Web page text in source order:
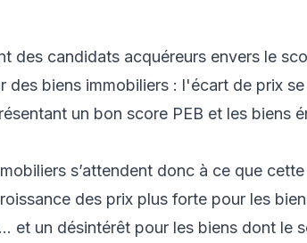
des candidats acquéreurs envers le
des biens immobiliers : l'écart de prix
un bon score PEB et les biens
s’attendent donc à ce que
des prix plus forte pour les
et un désintérêt pour les biens dont le